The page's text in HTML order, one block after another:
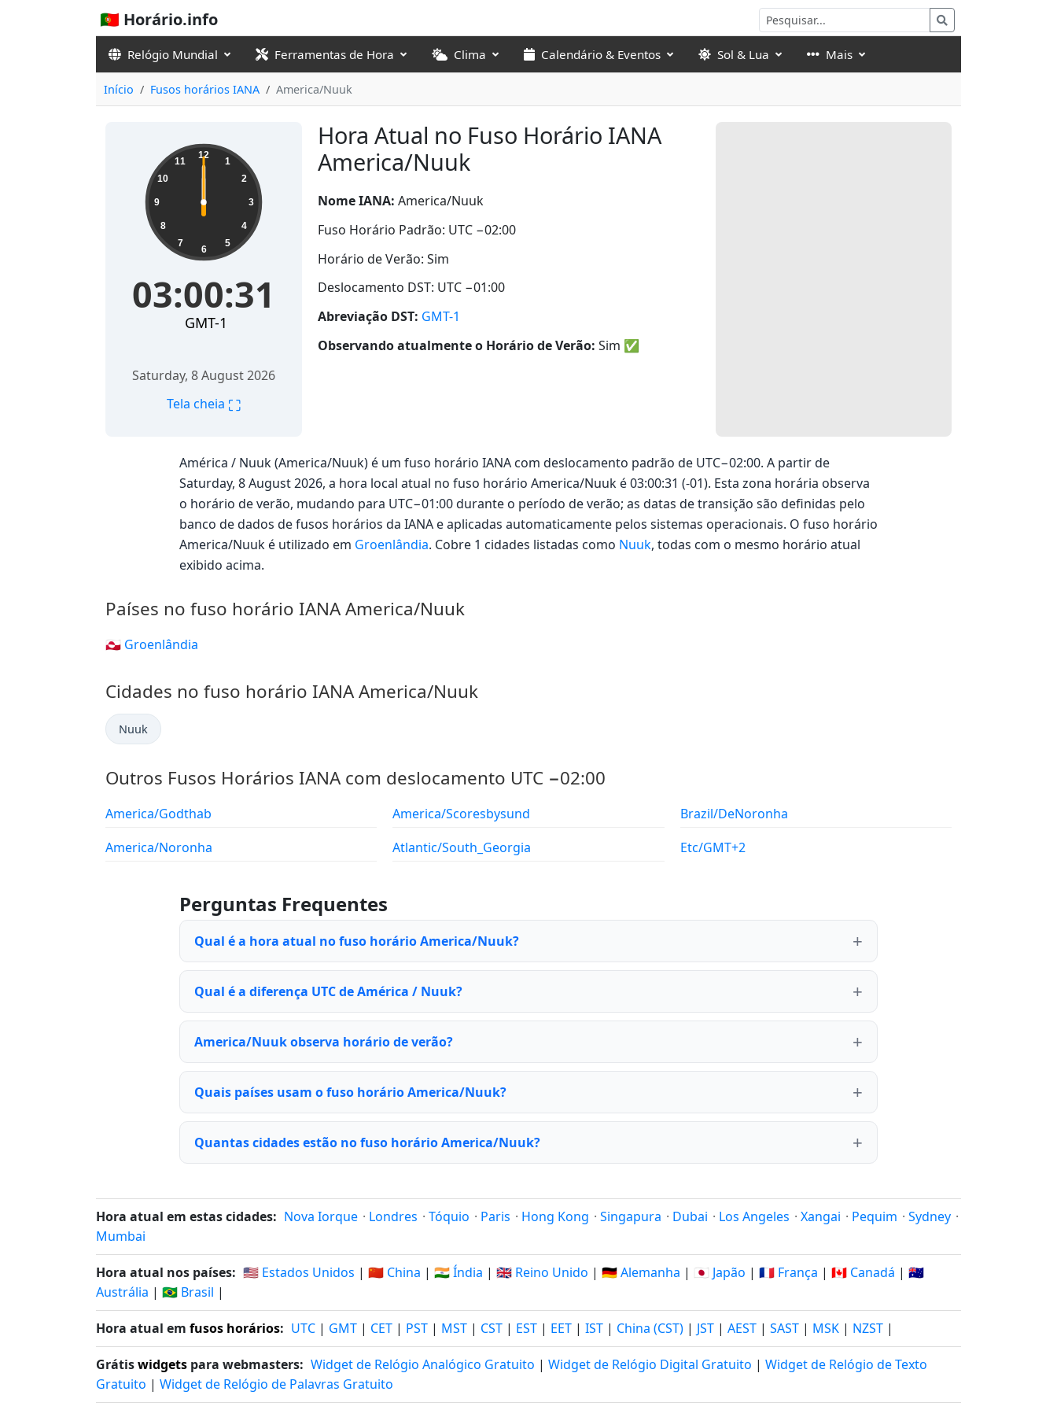
🇵🇹 Horário.info
Relógio Mundial Ferramentas de Hora Clima Calendário & Eventos Sol & Lua Mais
Início Fusos horários IANA America/Nuuk
Hora Atual no Fuso Horário IANA
America/Nuuk
12
1
2
3
4
5
6
7
8
9
10
11
03:00:31
GMT-1
Saturday, 8 August 2026
Tela cheia ⛶
Nome IANA: America/Nuuk
Fuso Horário Padrão: UTC −02:00
Horário de Verão: Sim
Deslocamento DST: UTC −01:00
Abreviação DST: GMT-1
Observando atualmente o Horário de Verão: Sim ✅
América / Nuuk (America/Nuuk) é um fuso horário IANA com deslocamento padrão de UTC−02:00. A partir de
Saturday, 8 August 2026, a hora local atual no fuso horário America/Nuuk é 03:00:31 (-01). Esta zona horária observa
o horário de verão, mudando para UTC−01:00 durante o período de verão; as datas de transição são definidas pelo
banco de dados de fusos horários da IANA e aplicadas automaticamente pelos sistemas operacionais. O fuso horário
America/Nuuk é utilizado em Groenlândia. Cobre 1 cidades listadas como Nuuk, todas com o mesmo horário atual
exibido acima.
Países no fuso horário IANA America/Nuuk
🇬🇱 Groenlândia
Cidades no fuso horário IANA America/Nuuk
Nuuk
Outros Fusos Horários IANA com deslocamento UTC −02:00
America/Godthab
America/Noronha
America/Scoresbysund
Atlantic/South_Georgia
Brazil/DeNoronha
Etc/GMT+2
Perguntas Frequentes
Qual é a hora atual no fuso horário America/Nuuk?
Qual é a diferença UTC de América / Nuuk?
America/Nuuk observa horário de verão?
Quais países usam o fuso horário America/Nuuk?
Quantas cidades estão no fuso horário America/Nuuk?
Hora atual em estas cidades: Nova Iorque · Londres · Tóquio · Paris · Hong Kong · Singapura · Dubai · Los Angeles · Xangai · Pequim · Sydney ·
Mumbai
Hora atual nos países: 🇺🇸 Estados Unidos | 🇨🇳 China | 🇮🇳 Índia | 🇬🇧 Reino Unido | 🇩🇪 Alemanha | 🇯🇵 Japão | 🇫🇷 França | 🇨🇦 Canadá | 🇦🇺
Austrália | 🇧🇷 Brasil |
Hora atual em fusos horários: UTC | GMT | CET | PST | MST | CST | EST | EET | IST | China (CST) | JST | AEST | SAST | MSK | NZST |
Grátiswidgets para webmasters: Widget de Relógio Analógico Gratuito | Widget de Relógio Digital Gratuito | Widget de Relógio de Texto
Gratuito | Widget de Relógio de Palavras Gratuito